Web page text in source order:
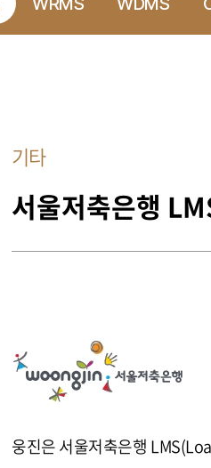
기타
서울저축은행
웅진은 서울저축은행